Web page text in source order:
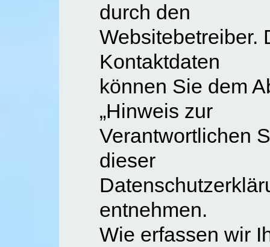
durch den
Websitebetreiber.
Kontaktdaten
können Sie dem
„Hinweis zur
Verantwortlichen
dieser
entnehmen.
Wie erfassen wir